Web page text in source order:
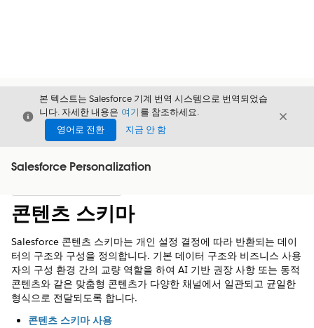
닫기
본 텍스트는 Salesforce 기계 번역 시스템으로 번역되었습
니다. 자세한 내용은 여기 를 참조하세요.
영어로 전환
지금 안 함
닫기
Salesforce Personalization
콘텐츠 스키마
Salesforce 콘텐츠 스키마는 개인 설정 결정에 따라 반환되는 데이
터의 구조와 구성을 정의합니다. 기본 데이터 구조와 비즈니스 사용
자의 구성 환경 간의 교량 역할을 하여 AI 기반 권장 사항 또는 동적
콘텐츠와 같은 맞춤형 콘텐츠가 다양한 채널에서 일관되고 균일한
형식으로 전달되도록 합니다.
콘텐츠 스키마 사용